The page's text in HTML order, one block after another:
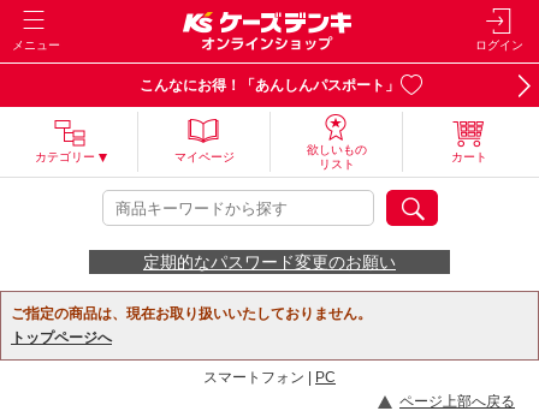
メニュー ログイン
こんなにお得！「あんしんパスポート」
カテゴリー マイページ
欲しいもの
リスト
カート
定期的なパスワード変更のお願い
ご指定の商品は、現在お取り扱いいたしておりません。
トップページへ
スマートフォン |
PC
ページ上部へ戻る